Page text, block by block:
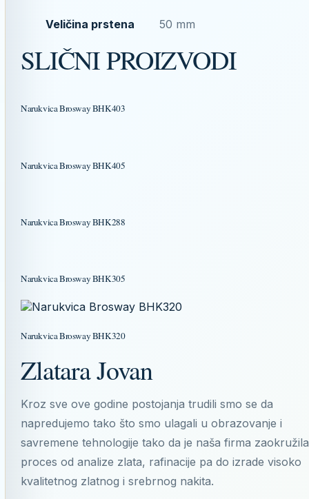
Veličina prstena 50 mm
SLIČNI PROIZVODI
Narukvica Brosway BHK403
Narukvica Brosway BHK405
Narukvica Brosway BHK288
Narukvica Brosway BHK305
Narukvica Brosway BHK320
Zlatara Jovan
Kroz sve ove godine postojanja trudili smo se da
napredujemo tako što smo ulagali u obrazovanje i
savremene tehnologije tako da je naša firma zaokružila
proces od analize zlata, rafinacije pa do izrade visoko
kvalitetnog zlatnog i srebrnog nakita.